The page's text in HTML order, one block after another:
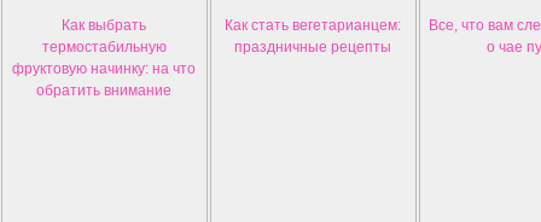
Как выбрать
термостабильную
фруктовую начинку: на что
обратить внимание
Как стать вегетарианцем:
праздничные рецепты
Все, что вам
о чае